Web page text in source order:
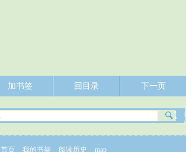
加书签 回目录 下一页
首页 我的书架 阅读历史 map